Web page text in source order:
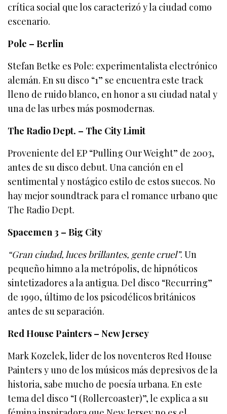
crítica social que los caracterizó y la ciudad como
escenario.
Pole – Berlin
Stefan Betke es Pole: experimentalista electrónico
alemán. En su disco “1” se encuentra este track
lleno de ruido blanco, en honor a su ciudad natal y
una de las urbes más posmodernas.
The Radio Dept. – The City Limit
Proveniente del EP “Pulling Our Weight” de 2003,
antes de su disco debut. Una canción en el
sentimental y nostágico estilo de estos suecos. No
hay mejor soundtrack para el romance urbano que
The Radio Dept.
Spacemen 3 – Big City
“Gran ciudad, luces brillantes, gente cruel”. Un
pequeño himno a la metrópolis, de hipnóticos
sintetizadores a la antigua. Del disco “Recurring”
de 1990, último de los psicodélicos británicos
antes de su separación.
Red House Painters – New Jersey
Mark Kozelek, lider de los noventeros Red House
Painters y uno de los músicos más depresivos de la
historia, sabe mucho de poesía urbana. En este
tema del disco “I (Rollercoaster)”, le explica a su